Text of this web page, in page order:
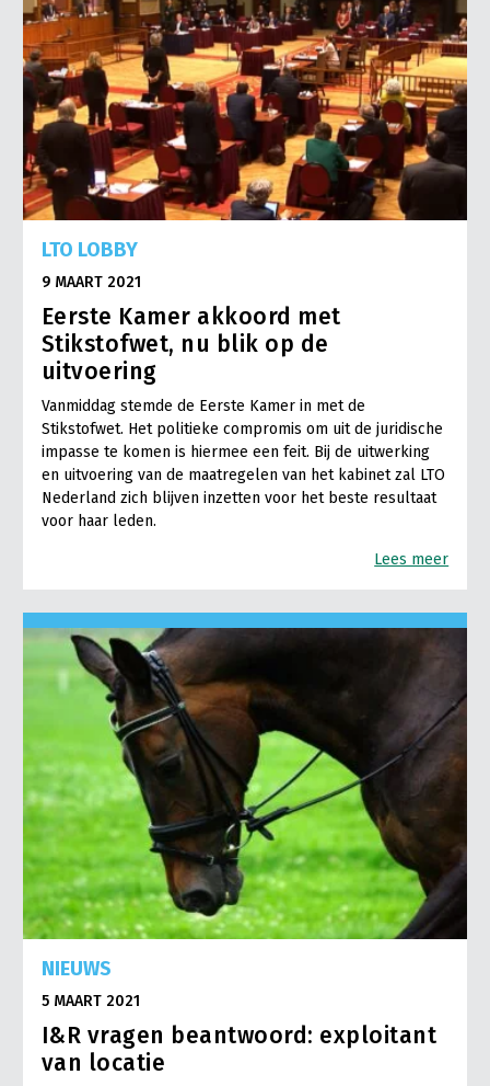
LTO LOBBY
9 MAART 2021
Eerste Kamer akkoord met
Stikstofwet, nu blik op de
uitvoering
Vanmiddag stemde de Eerste Kamer in met de
Stikstofwet. Het politieke compromis om uit de juridische
impasse te komen is hiermee een feit. Bij de uitwerking
en uitvoering van de maatregelen van het kabinet zal LTO
Nederland zich blijven inzetten voor het beste resultaat
voor haar leden.
Lees meer
NIEUWS
5 MAART 2021
I&R vragen beantwoord: exploitant
van locatie